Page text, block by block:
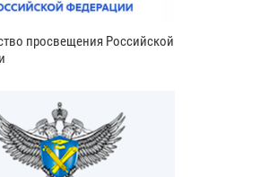
просвещения Российской